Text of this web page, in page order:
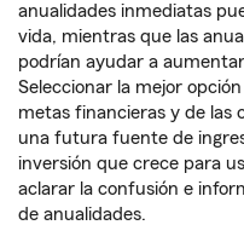
anualidades inmediatas
vida, mientras que las
podrían ayudar a
Seleccionar la mejor
metas financieras y de las
una futura fuente de
inversión que crece para
aclarar la confusión e
de anualidades.